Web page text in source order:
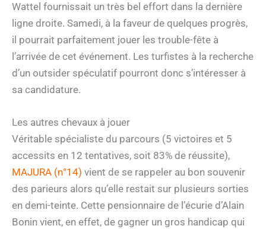
Wattel fournissait un très bel effort dans la dernière
ligne droite. Samedi, à la faveur de quelques progrès,
il pourrait parfaitement jouer les trouble-fête à
l’arrivée de cet événement. Les turfistes à la recherche
d’un outsider spéculatif pourront donc s’intéresser à
sa candidature.
Les autres chevaux à jouer
Véritable spécialiste du parcours (5 victoires et 5
accessits en 12 tentatives, soit 83% de réussite),
MAJURA (n°14) vient de se rappeler au bon souvenir
des parieurs alors qu’elle restait sur plusieurs sorties
en demi-teinte. Cette pensionnaire de l’écurie d’Alain
Bonin vient, en effet, de gagner un gros handicap qui